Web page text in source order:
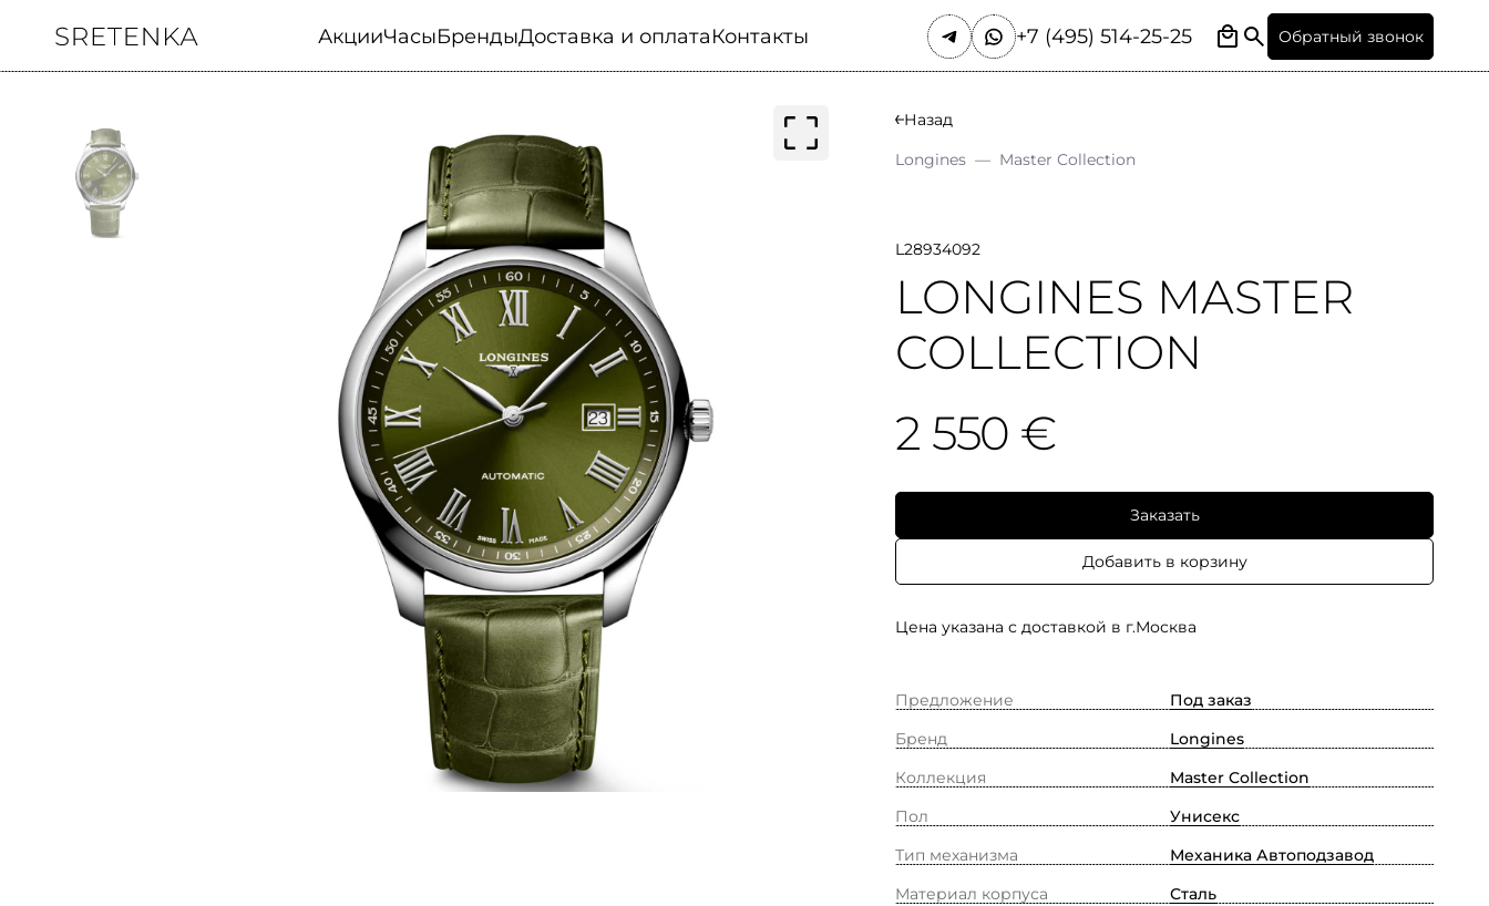
АкцииЧасыБрендыДоставка и оплатаКонтакты +7 (495) 514-25-25 Обратный звонок
Назад
Longines — Master Collection
L28934092
LONGINES MASTER
COLLECTION
2 550 €
Заказать
Добавить в корзину
Цена указана с доставкой в г.Москва
Предложение
Под заказ
Бренд
Longines
Коллекция
Master Collection
Пол
Унисекс
Тип механизма
Механика Автоподзавод
Материал корпуса
Сталь